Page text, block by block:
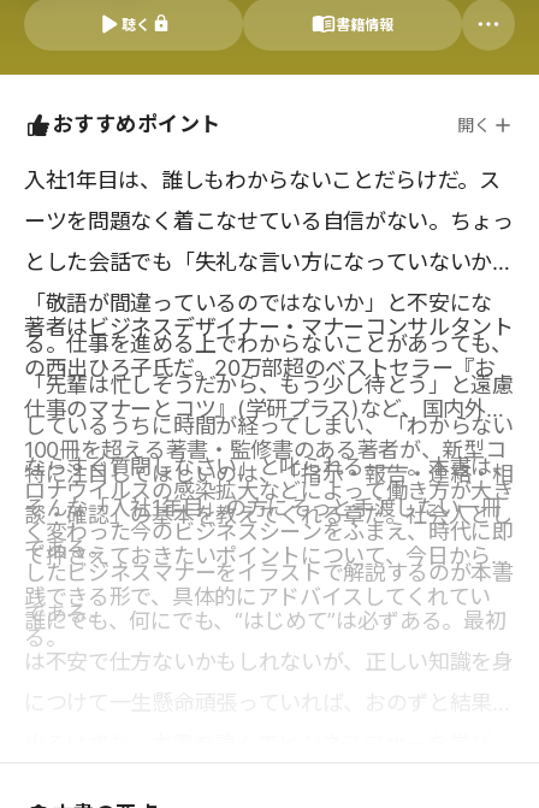
聴く 書籍情報
おすすめポイント 開く
入社1年目は、誰しもわからないことだらけだ。ス
ーツを問題なく着こなせている自信がない。ちょっ
とした会話でも「失礼な言い方になっていないか」
「敬語が間違っているのではないか」と不安にな
る。仕事を進める上でわからないことがあっても、
「先輩は忙しそうだから、もう少し待とう」と遠慮
しているうちに時間が経ってしまい、「わからない
ならすぐ質問しなさい」と叱られる――。本書は、
そんな「入社1年目」の方にそっと手渡したい一冊
である。
著者はビジネスデザイナー・マナーコンサルタント
の西出ひろ子氏だ。20万部超のベストセラー『お
仕事のマナーとコツ』(学研プラス)など、国内外で
100冊を超える著書・監修書のある著者が、新型コ
ロナウイルスの感染拡大などによって働き方が大き
く変わった今のビジネスシーンをふまえ、時代に即
したビジネスマナーをイラストで解説するのが本書
である。
特に注目してほしいのは、「指示・報告・連絡・相
談・確認」の基本を教えてくれる章だ。社会人とし
て押さえておきたいポイントについて、今日から実
践できる形で、具体的にアドバイスしてくれてい
る。
誰にでも、何にでも、“はじめて”は必ずある。最初
は不安で仕方ないかもしれないが、正しい知識を身
につけて一生懸命頑張っていれば、おのずと結果は